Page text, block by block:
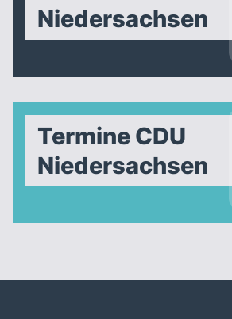
Niedersachsen
Termine CDU
Niedersachsen